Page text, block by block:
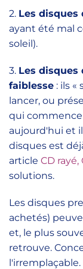
2. Les disques
ayant été mal
soleil).
3. Les
faiblesse : ils
lancer, ou
qui
aujourd'hui et
disques est
article CD
solutions.
Les disques
achetés)
et, le plus
retrouve.
l'irremplaçable.